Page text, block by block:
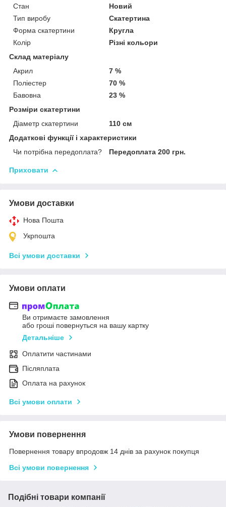
Стан
Новий
Тип виробу
Скатертина
Форма скатертини
Кругла
Колір
Різні кольори
Склад матеріалу
Акрил
7 %
Поліестер
70 %
Бавовна
23 %
Розміри скатертини
Діаметр скатертини
110 см
Додаткові функції і характеристики
Чи потрібна передоплата?
Передоплата 200 грн.
Приховати
Умови доставки
Нова Пошта
Укрпошта
Всі умови доставки
Умови оплати
Ви отримаєте замовлення
або гроші повернуться на вашу картку
Детальніше
Оплатити частинами
Післяплата
Оплата на рахунок
Всі умови оплати
Умови повернення
Повернення товару впродовж 14 днів за рахунок покупця
Всі умови повернення
Подібні товари компанії